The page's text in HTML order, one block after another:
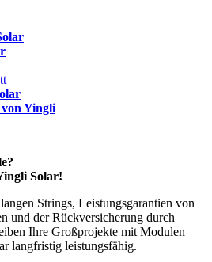
von Yingli
Solar!
Strings, Leistungsgarantien von
und der Rückversicherung durch
Ihre Großprojekte mit Modulen
langfristig leistungsfähig.